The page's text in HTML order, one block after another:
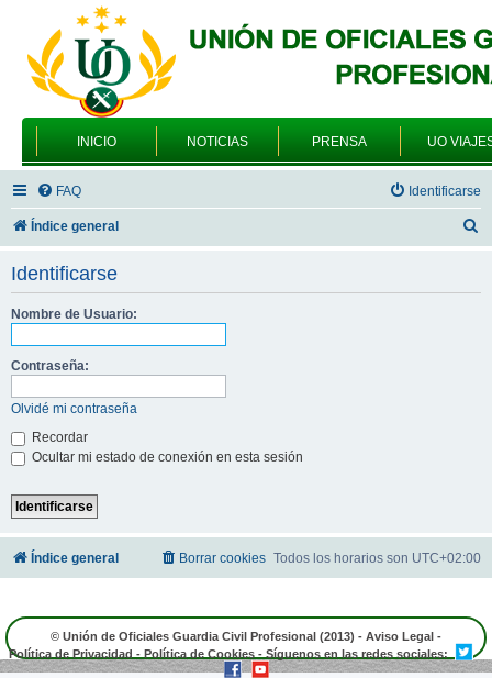
INICIO NOTICIAS PRENSA UO
FAQ Identificarse
Índice general
Identificarse
Nombre de Usuario:
Contraseña:
Olvidé mi contraseña
Recordar
Ocultar mi estado de conexión en esta sesión
Índice general Todos los horarios son UTC+02:00
Borrar cookies
© Unión de Oficiales Guardia Civil Profesional (2013) - Aviso Legal -
Política de Privacidad - Política de Cookies - Síguenos en las redes sociales: